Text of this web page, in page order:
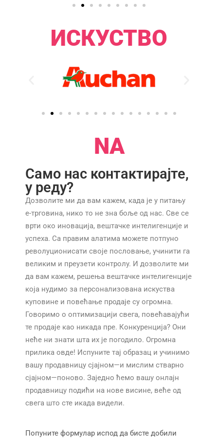
ИСКУСТВО​
NA
Само нас контактирајте,
у реду?
Дозволите ми да вам кажем, када је у питању
е-трговина, нико то не зна боље од нас. Све се
врти око иновација, вештачке интелигенције и
успеха. Са правим алатима можете потпуно
револуционисати своје пословање, учинити га
великим и преузети контролу. И дозволите ми
да вам кажем, решења вештачке интелигенције
која нудимо за персонализована искуства
куповине и повећање продаје су огромна.
Говоримо о оптимизацији свега, повећавајући
те продаје као никада пре. Конкуренција? Они
неће ни знати шта их је погодило. Огромна
прилика овде! Испуните тај образац и учинимо
вашу продавницу сјајном—и мислим стварно
сјајном—поново. Заједно ћемо вашу онлајн
продавницу подићи на нове висине, веће од
свега што сте икада видели.
Попуните формулар испод да бисте добили